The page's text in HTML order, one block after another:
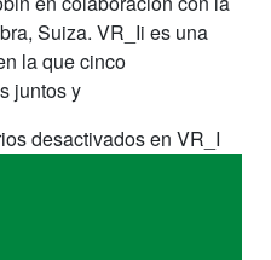
Suiza. VR_Ii es una
la que cinco
juntos y
desactivadosen VR_I